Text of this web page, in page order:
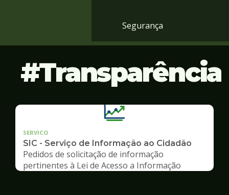
Segurança
Transparência
SERVICO
SIC - Serviço de Informação ao Cidadão
Pedidos de solicitação de informação
pertinentes à Lei de Acesso a Informação